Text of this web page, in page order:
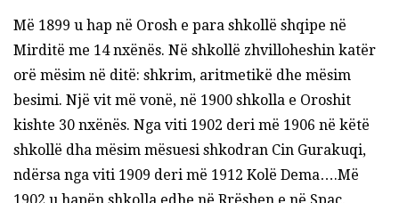
Më 1899 u hap në Orosh e para shkollë shqipe në
Mirditë me 14 nxënës. Në shkollë zhvilloheshin katër
orë mësim në ditë: shkrim, aritmetikë dhe mësim
besimi. Një vit më vonë, në 1900 shkolla e Oroshit
kishte 30 nxënës. Nga viti 1902 deri më 1906 në këtë
shkollë dha mësim mësuesi shkodran Cin Gurakuqi,
ndërsa nga viti 1909 deri më 1912 Kolë Dema….Më